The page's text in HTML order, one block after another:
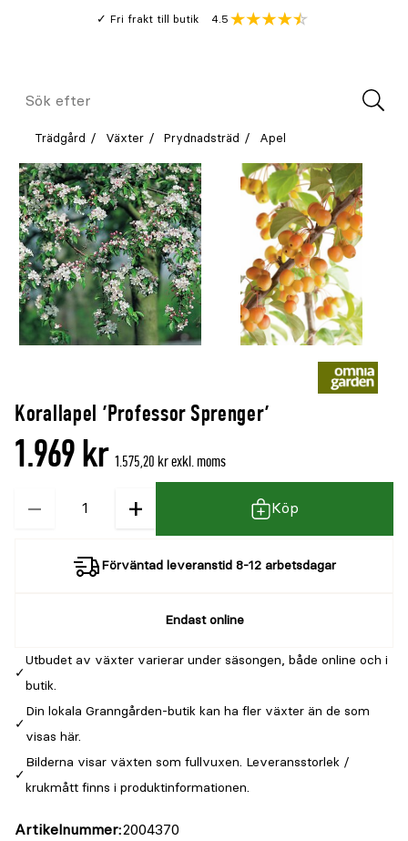
Fri frakt till butik
Genomsnitt
4.5
Meny
Sök
Trädgård Växter Prydnadsträd Apel
Korallapel 'Professor Sprenger'
1.969 kr 1.575,20 kr exkl. moms
− + Köp
Förväntad leveranstid 8-12 arbetsdagar
Endast online
Utbudet av växter varierar under säsongen, både online och i
butik.
Din lokala Granngården-butik kan ha fler växter än de som
visas här.
Bilderna visar växten som fullvuxen. Leveransstorlek /
krukmått finns i produktinformationen.
Artikelnummer 2004370